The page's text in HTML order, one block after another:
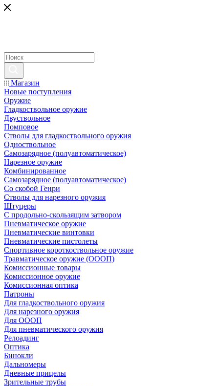
Магазин
Новые поступления
Оружие
Гладкоствольное оружие
Двуствольное
Помповое
Стволы для гладкоствольного оружия
Одноствольное
Самозарядное (полуавтоматическое)
Нарезное оружие
Комбинированное
Самозарядное (полуавтоматическое)
Со скобой Генри
Стволы для нарезного оружия
Штуцеры
С продольно-скользящим затвором
Пневматическое оружие
Пневматические винтовки
Пневматические пистолеты
Спортивное короткоствольное оружие
Травматическое оружие (ОООП)
Комиссионные товары
Комиссионное оружие
Комиссионная оптика
Патроны
Для гладкоствольного оружия
Для нарезного оружия
Для ОООП
Для пневматического оружия
Релоадинг
Оптика
Бинокли
Дальномеры
Дневные прицелы
Зрительные трубы